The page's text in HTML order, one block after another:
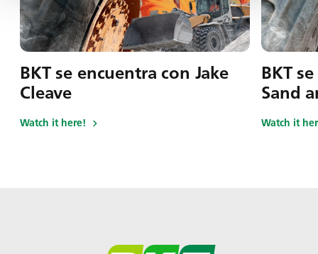
BKT se encuentra con Jake
Cleave
Watch it here!
BKT
Sand
Watch it